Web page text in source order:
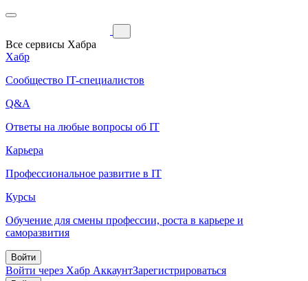
Все сервисы Хабра
Хабр
Сообщество IT-специалистов
Q&A
Ответы на любые вопросы об IT
Карьера
Профессиональное развитие в IT
Курсы
Обучение для смены профессии, роста в карьере и
саморазвития
Войти
Войти через Хабр АккаунтЗарегистрироваться